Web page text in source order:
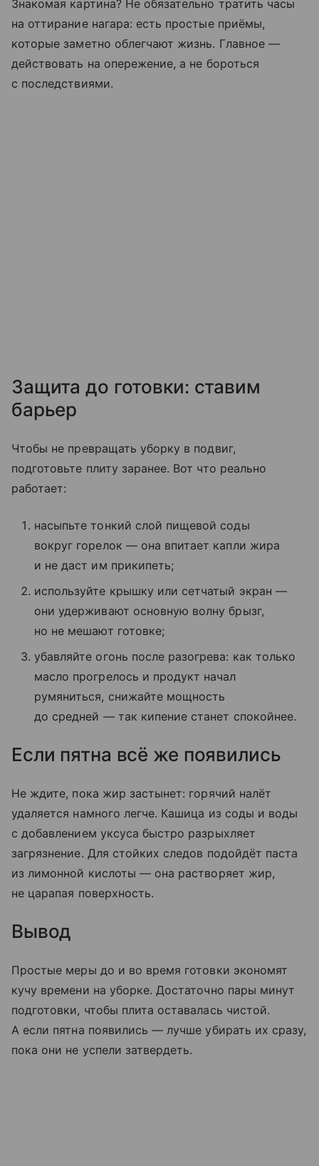
Знакомая картина? Не обязательно тратить часы
на оттирание нагара: есть простые приёмы,
которые заметно облегчают жизнь. Главное —
действовать на опережение, а не бороться
с последствиями.
Защита до готовки: ставим
барьер
Чтобы не превращать уборку в подвиг,
подготовьте плиту заранее. Вот что реально
работает:
насыпьте тонкий слой пищевой соды
вокруг горелок — она впитает капли жира
и не даст им прикипеть;
используйте крышку или сетчатый экран —
они удерживают основную волну брызг,
но не мешают готовке;
убавляйте огонь после разогрева: как только
масло прогрелось и продукт начал
румяниться, снижайте мощность
до средней — так кипение станет спокойнее.
Если пятна всё же появились
Не ждите, пока жир застынет: горячий налёт
удаляется намного легче. Кашица из соды и воды
с добавлением уксуса быстро разрыхляет
загрязнение. Для стойких следов подойдёт паста
из лимонной кислоты — она растворяет жир,
не царапая поверхность.
Вывод
Простые меры до и во время готовки экономят
кучу времени на уборке. Достаточно пары минут
подготовки, чтобы плита оставалась чистой.
А если пятна появились — лучше убирать их сразу,
пока они не успели затвердеть.